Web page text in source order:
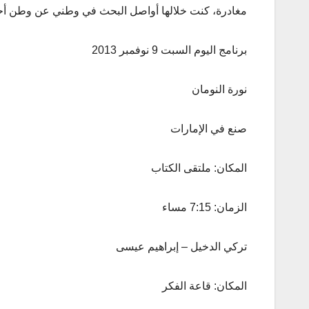
مغادرة، كنت خلالها أواصل البحث في وطني عن وطن
برنامج اليوم السبت 9 نوفمبر 2013
نورة النومان
صنع في الإمارات
المكان: ملتقى الكتاب
الزمان: 7:15 مساء
تركي الدخيل – إبراهيم عيسى
المكان: قاعة الفكر